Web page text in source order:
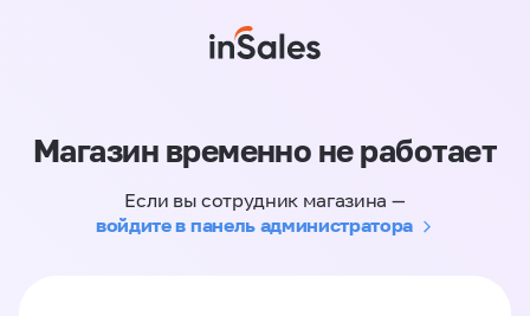
Магазин временно не работает
Если вы сотрудник магазина —
войдите в панель администратора